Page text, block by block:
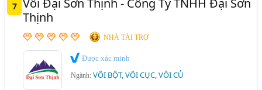
7
Thịnh
NHÀ TÀI TRỢ
Được xác minh
Ngành:VÔI BỘT, VÔI CỤC, VÔI CỦ